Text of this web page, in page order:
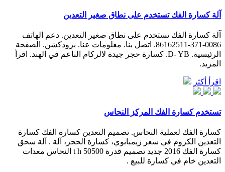
آلة كسارة الفك تستخدم على نطاق صغير التعدين
آلة كسارة الفك تستخدم على نطاق صغير التعدين. دعم الهاتف
0086-371-86162511. اتصل بنا. معلومات عنا. برودكشن. الصفحة
الرئيسية. D- YB. كسارة حجر جيدة لالركام الناعم في الهند. اقرأ
المزيد.
اقرأ أكثر
تستخدم كسارة الفك المركز النحاس
كسارة الفك لعملية النحاس. تصميم التعدين كسارة الفك كسارة
التعدين الكروم في سعر زيمبابوي، كسارة الحجر، آلة . آلة سحق
كسارة الفك 2016 جديد تصميم قدرة 50500 t h النحاس معدات
التعدين خام في كسارة للبيع .